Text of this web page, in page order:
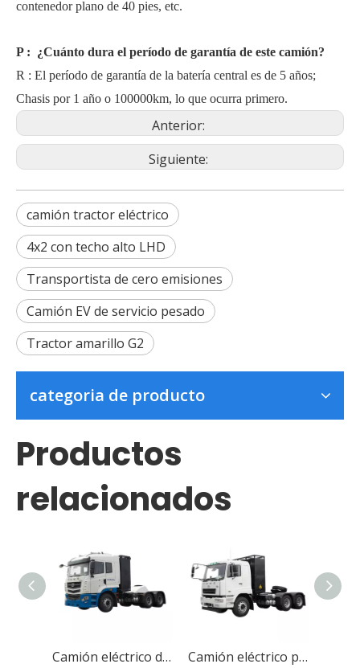
contenedor plano de 40 pies, etc.
P : ¿Cuánto dura el período de garantía de este camión?
R : El período de garantía de la batería central es de 5 años;
Chasis por 1 año o 100000km, lo que ocurra primero.
Anterior:
Siguiente:
camión tractor eléctrico
4x2 con techo alto LHD
Transportista de cero emisiones
Camión EV de servicio pesado
Tractor amarillo G2
categoria de producto
Productos
relacionados
Camión eléctrico de lujo para carga urbana Camión eléctrico personalizado de potencia de tracción para puerto